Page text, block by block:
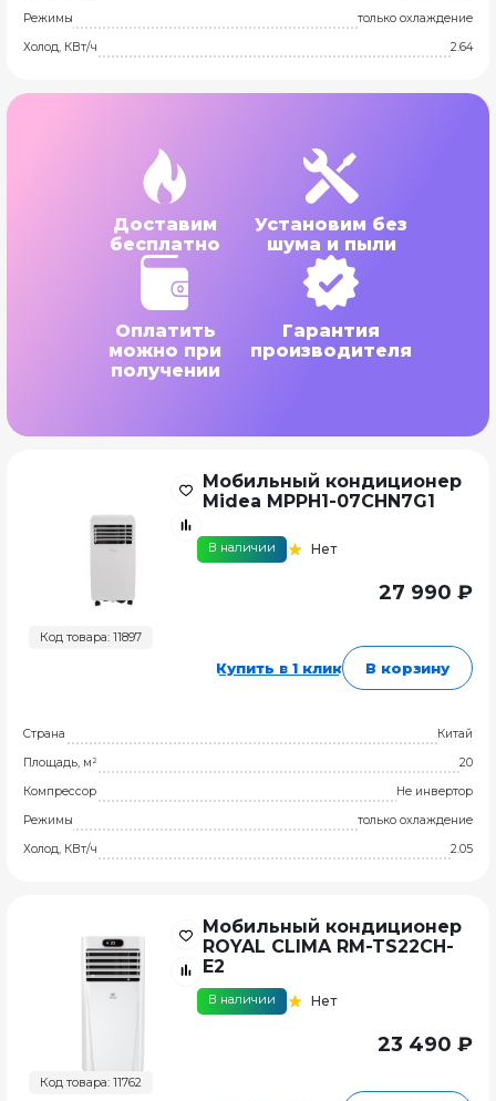
Режимы
только охлаждение
Холод, КВт/ч
2.64
Доставим
бесплатно
Установим без
шума и пыли
Оплатить
можно при
получении
Гарантия
производителя
Код товара: 11897
Мобильный кондиционер
Midea MPPH1-07СHN7G1
В наличии Нет
27 990 ₽
Купить в 1 клик В корзину
Страна
Китай
Площадь, м²
20
Компрессор
Не инвертор
Режимы
только охлаждение
Холод, КВт/ч
2.05
Код товара: 11762
Мобильный кондиционер
ROYAL CLIMA RM-TS22CH-
E2
В наличии Нет
23 490 ₽